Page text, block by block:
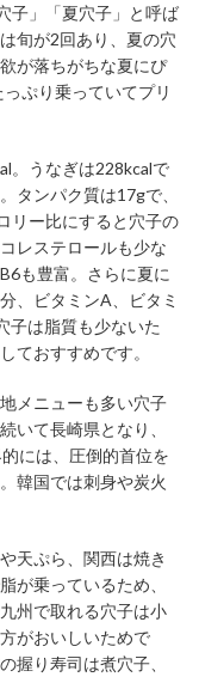
子」「夏穴子」と呼ば
旬が2回あり、夏の穴
が落ちがちな夏にぴ
ぷり乗っていてプリ
。うなぎは228kcalで
タンパク質は17gで、
リー比にすると穴子の
レステロールも少な
も豊富。さらに夏に
、ビタミンA、ビタミ
子は脂質も少ないた
ておすすめです。
メニューも多い穴子
いて長崎県となり、
には、圧倒的首位を
韓国では刺身や炭火
天ぷら、関西は焼き
が乗っているため、
州で取れる穴子は小
がおいしいためで
握り寿司は煮穴子、